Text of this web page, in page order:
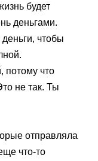
будет
деньгами.
чтобы
потому что
не так. Ты
отправляла
что-то